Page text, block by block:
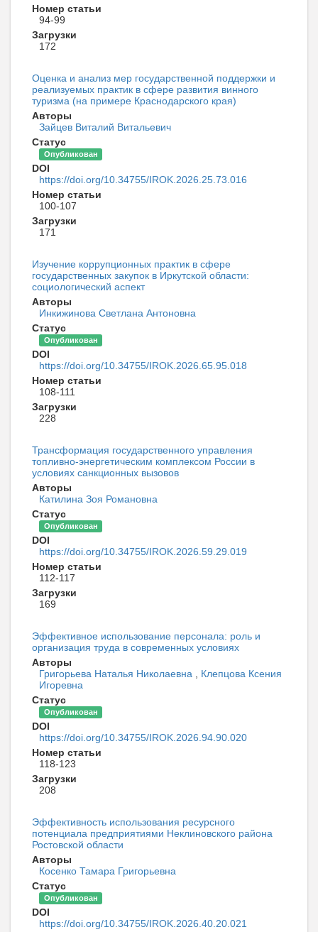
Номер статьи
94-99
Загрузки
172
Оценка и анализ мер государственной поддержки и
реализуемых практик в сфере развития винного
туризма (на примере Краснодарского края)
Авторы
Зайцев Виталий Витальевич
Статус
Опубликован
DOI
https://doi.org/10.34755/IROK.2026.25.73.016
Номер статьи
100-107
Загрузки
171
Изучение коррупционных практик в сфере
государственных закупок в Иркутской области:
социологический аспект
Авторы
Инкижинова Светлана Антоновна
Статус
Опубликован
DOI
https://doi.org/10.34755/IROK.2026.65.95.018
Номер статьи
108-111
Загрузки
228
Трансформация государственного управления
топливно-энергетическим комплексом России в
условиях санкционных вызовов
Авторы
Катилина Зоя Романовна
Статус
Опубликован
DOI
https://doi.org/10.34755/IROK.2026.59.29.019
Номер статьи
112-117
Загрузки
169
Эффективное использование персонала: роль и
организация труда в современных условиях
Авторы
Григорьева Наталья Николаевна
Клепцова Ксения
Игоревна
Статус
Опубликован
DOI
https://doi.org/10.34755/IROK.2026.94.90.020
Номер статьи
118-123
Загрузки
208
Эффективность использования ресурсного
потенциала предприятиями Неклиновского района
Ростовской области
Авторы
Косенко Тамара Григорьевна
Статус
Опубликован
DOI
https://doi.org/10.34755/IROK.2026.40.20.021